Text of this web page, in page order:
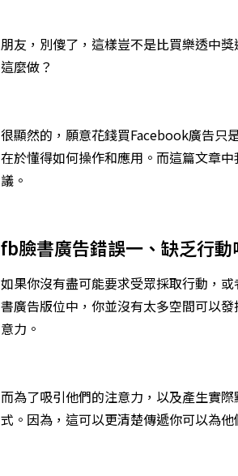
朋友，別傻了，這樣豈不是比買樂透中
這麼做？
很顯然的，願意花錢買Facebook廣告只
在於懂得如何操作和應用。而這篇文章
議。
fb臉書廣告錯誤一、缺乏行動
如果你沒有盡可能要求受眾採取行動，
書廣告版位中，你並沒有太多空間可以
意力。
而為了吸引他們的注意力，以及產生實
式。因為，這可以更清楚傳遞你可以為